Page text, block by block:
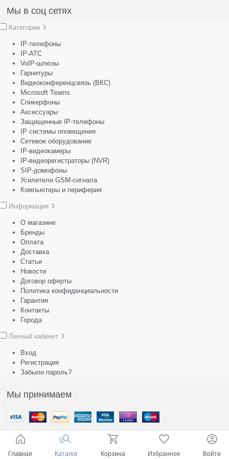
Мы в соц сетях
Категории
IP-телефоны
IP-АТС
VoIP-шлюзы
Гарнитуры
Видеоконференцсвязь (ВКС)
Microsoft Teams
Спикерфоны
Аксессуары
Защищенные IP-телефоны
IP системы оповещения
Сетевое оборудование
IP-видеокамеры
IP-видеорегистраторы (NVR)
SIP-домофоны
Усилители GSM-сигнала
Компьютеры и периферия
Информация
О магазине
Бренды
Оплата
Доставка
Статьи
Новости
Договор оферты
Политика конфиденциальности
Гарантия
Контакты
Города
Личный кабинет
Вход
Регистрация
Забыли пароль?
Мы принимаем
Главная Каталог Корзина Избранное Войти